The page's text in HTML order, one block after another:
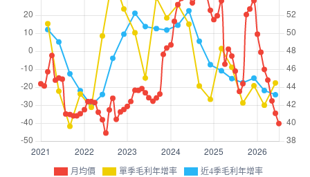
月均價 單季毛利年增率 近4季毛利年增率